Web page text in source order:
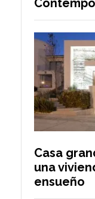
Casa
una
ensueño